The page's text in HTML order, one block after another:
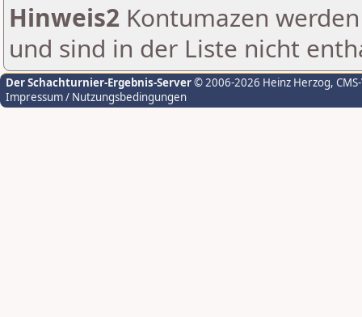
Hinweis2 Kontumazen
und sind in der Liste nicht
Der Schachturnier-Ergebnis-Server© 2006-2026 Heinz Herzog,
Impressum / Nutzungsbedingungen